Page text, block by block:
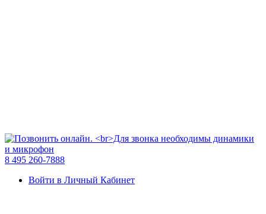
8 495 260-7888
Войти в Личный Кабинет